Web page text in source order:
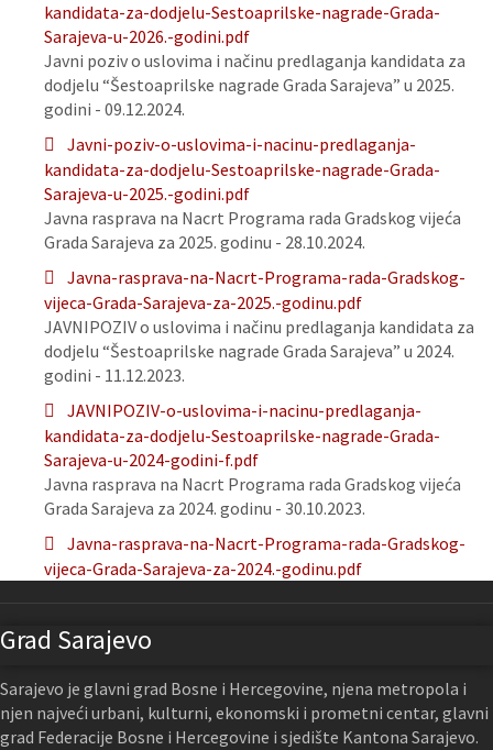
kandidata-za-dodjelu-Sestoaprilske-nagrade-Grada-
Sarajeva-u-2026.-godini.pdf
Javni poziv o uslovima i načinu predlaganja kandidata za
dodjelu “Šestoaprilske nagrade Grada Sarajeva” u 2025.
godini - 09.12.2024.
Javni-poziv-o-uslovima-i-nacinu-predlaganja-
kandidata-za-dodjelu-Sestoaprilske-nagrade-Grada-
Sarajeva-u-2025.-godini.pdf
Javna rasprava na Nacrt Programa rada Gradskog vijeća
Grada Sarajeva za 2025. godinu - 28.10.2024.
Javna-rasprava-na-Nacrt-Programa-rada-Gradskog-
vijeca-Grada-Sarajeva-za-2025.-godinu.pdf
JAVNIPOZIV o uslovima i načinu predlaganja kandidata za
dodjelu “Šestoaprilske nagrade Grada Sarajeva” u 2024.
godini - 11.12.2023.
JAVNIPOZIV-o-uslovima-i-nacinu-predlaganja-
kandidata-za-dodjelu-Sestoaprilske-nagrade-Grada-
Sarajeva-u-2024-godini-f.pdf
Javna rasprava na Nacrt Programa rada Gradskog vijeća
Grada Sarajeva za 2024. godinu - 30.10.2023.
Javna-rasprava-na-Nacrt-Programa-rada-Gradskog-
vijeca-Grada-Sarajeva-za-2024.-godinu.pdf
Grad Sarajevo
Sarajevo je glavni grad Bosne i Hercegovine, njena metropola i
njen najveći urbani, kulturni, ekonomski i prometni centar, glavni
grad Federacije Bosne i Hercegovine i sjedište Kantona Sarajevo.